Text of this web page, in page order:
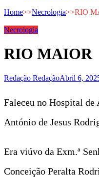
Home>>Necrologia>>RIO
Necrologia
RIO MAIOR
Redação RedaçãoAbril 6,
Faleceu no Hospital de
António de Jesus
Era viúvo da Exm.ª
Conceição Peralta